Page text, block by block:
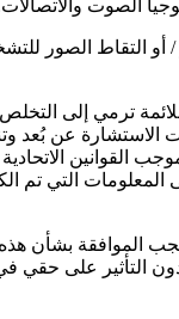
الصوت
التقاط الصور
ترمي إلى
الاستشارة عن بُعد
القوانين الاتحادية
المعلومات التي تم
الموافقة بشأن
التأثير على حقي في